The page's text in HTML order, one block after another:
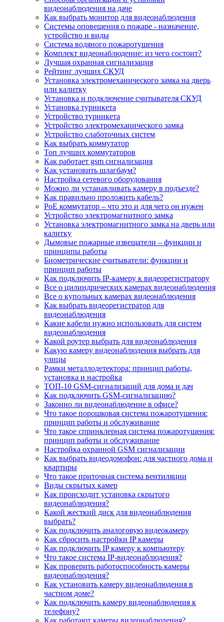
видеонаблюдения на даче
Как выбрать монитор для видеонаблюдения
Системы оповещения о пожаре - назначение,
устройство и виды
Система водяного пожаротушения
Комплект видеонаблюдение: из чего состоит?
Лучшая охранная сигнализация
Рейтинг лучших СКУД
Установка электромеханического замка на дверь
или калитку
Установка и подключение считывателя СКУД
Установка турникета
Устройство турникета
Устройство электромеханического замка
Устройство слаботочных систем
Как выбрать коммутатор
Топ лучших коммутаторов
Как работает gsm сигнализация
Как установить шлагбаум?
Настройка сетевого оборудования
Можно ли устанавливать камеру в подъезде?
Как правильно проложить кабель?
PoE коммутатор – что это и для чего он нужен
Устройство электромагнитного замка
Установка электромагнитного замка на дверь или
калитку
Дымовые пожарные извещатели – функции и
принципы работы
Биометрические считыватели: функции и
принцип работы
Как подключить IP-камеру к видеорегистратору
Все о цилиндрических камерах видеонаблюдения
Все о купольных камерах видеонаблюдения
Как выбрать видеорегистратор для
видеонаблюдения
Какие кабели нужно использовать для систем
видеонаблюдения
Какой роутер выбрать для видеонаблюдения
Какую камеру видеонаблюдения выбрать для
улицы
Рамки металлодетектора: принцип работы,
установка и настройка
ТОП-10 GSM-сигнализаций для дома и дач
Как подключить GSM-сигнализацию?
Законно ли видеонаблюдение в офисе?
Что такое порошковая система пожаротушения:
принцип работы и обслуживание
Что такое спринклерная система пожаротушения:
принцип работы и обслуживание
Настройка охранной GSM сигнализации
Как выбрать видеодомофон: для частного дома и
квартиры
Что такое приточная система вентиляции
Виды скрытых камер
Как происходит установка скрытого
видеонаблюдения?
Какой жесткий диск для видеонаблюдения
выбрать?
Как подключить аналоговую видеокамеру
Как сбросить настройки IP камеры
Как подключить IP камеру к компьютеру
Что такое система IP-видеонаблюдения?
Как проверить работоспособность камеры
видеонаблюдения?
Как установить камеру видеонаблюдения в
частном доме?
Как подключить камеру видеонаблюдения к
телефону?
Как работают камеры видеонаблюдения?